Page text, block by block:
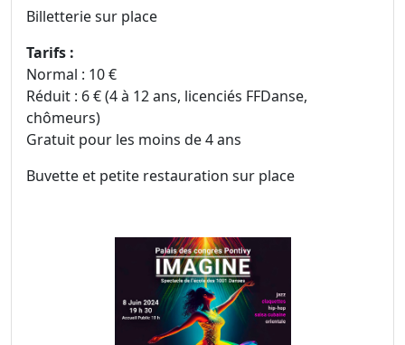
Billetterie sur place
Tarifs :
Normal : 10 €
Réduit : 6 € (4 à 12 ans, licenciés FFDanse,
chômeurs)
Gratuit pour les moins de 4 ans
Buvette et petite restauration sur place